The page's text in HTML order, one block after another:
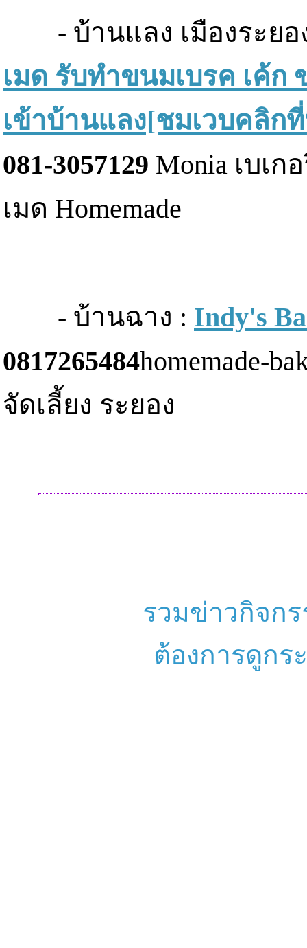
- บ้านแลง เมืองระยอง
เมด รับทำขนมเบรค เค้ก
เข้าบ้านแลง[ชมเวบคลิก
081-3057129 Monia เบเก
เมด Homemade
- บ้านฉาง : Indy's
0817265484homemade-
จัดเลี้ยง ระยอง
รวมข่าวกิจก
ต้องการดูกร